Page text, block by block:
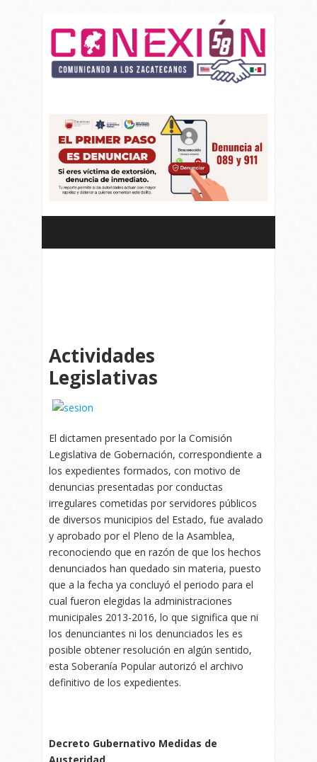
Actividades
Legislativas
El dictamen presentado por la Comisión
Legislativa de Gobernación, correspondiente a
los expedientes formados, con motivo de
denuncias presentadas por conductas
irregulares cometidas por servidores públicos
de diversos municipios del Estado, fue avalado
y aprobado por el Pleno de la Asamblea,
reconociendo que en razón de que los hechos
denunciados han quedado sin materia, puesto
que a la fecha ya concluyó el periodo para el
cual fueron elegidas la administraciones
municipales 2013-2016, lo que significa que ni
los denunciantes ni los denunciados les es
posible obtener resolución en algún sentido,
esta Soberanía Popular autorizó el archivo
definitivo de los expedientes.
Decreto Gubernativo Medidas de